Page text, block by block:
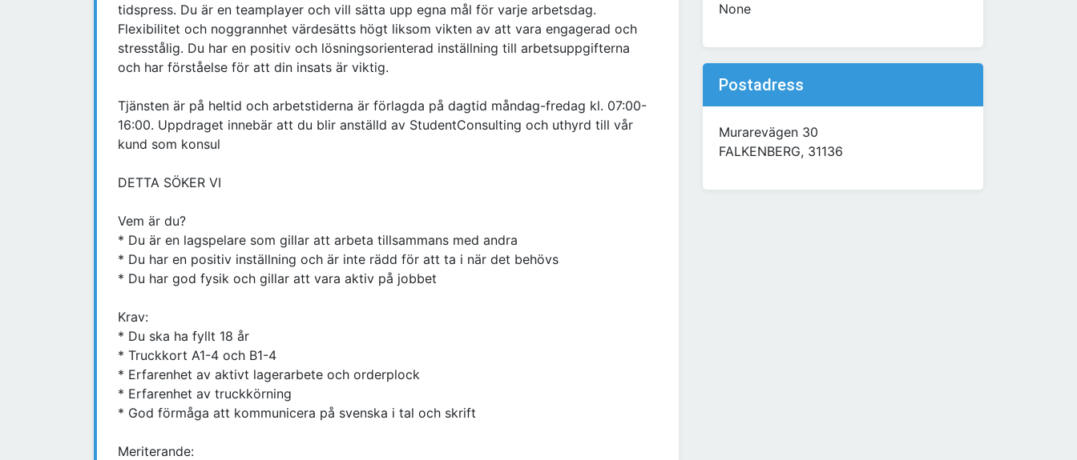
tidspress. Du är en teamplayer och vill sätta upp egna mål för varje arbetsdag.
Flexibilitet och noggrannhet värdesätts högt liksom vikten av att vara engagerad och
stresstålig. Du har en positiv och lösningsorienterad inställning till arbetsuppgifterna
och har förståelse för att din insats är viktig.
Tjänsten är på heltid och arbetstiderna är förlagda på dagtid måndag-fredag kl. 07:00-
16:00. Uppdraget innebär att du blir anställd av StudentConsulting och uthyrd till vår
kund som konsul
DETTA SÖKER VI
Vem är du?
* Du är en lagspelare som gillar att arbeta tillsammans med andra
* Du har en positiv inställning och är inte rädd för att ta i när det behövs
* Du har god fysik och gillar att vara aktiv på jobbet
Krav:
* Du ska ha fyllt 18 år
* Truckkort A1-4 och B1-4
* Erfarenhet av aktivt lagerarbete och orderplock
* Erfarenhet av truckkörning
* God förmåga att kommunicera på svenska i tal och skrift
Meriterande:
None
Postadress
Murarevägen 30
FALKENBERG, 31136